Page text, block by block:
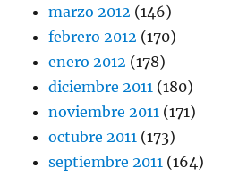
marzo 2012 (146)
febrero 2012 (170)
enero 2012 (178)
diciembre 2011 (180)
noviembre 2011 (171)
octubre 2011 (173)
septiembre 2011 (164)